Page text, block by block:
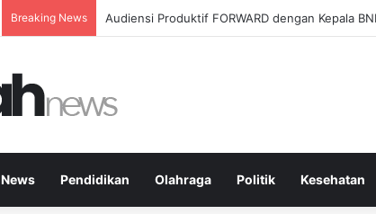
Breaking News Diet Fleksibel Membangun Hubungan Sehat
News Pendidikan Olahraga Politik Kesehatan